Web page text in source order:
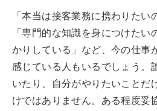
「本当は接客業務に携わりたい
「専門的な知識を身につけたい
かりしている」など、今の仕事
感じている人もいるでしょう。
いたり、自分がやりたいことだ
けではありません。ある程度妥